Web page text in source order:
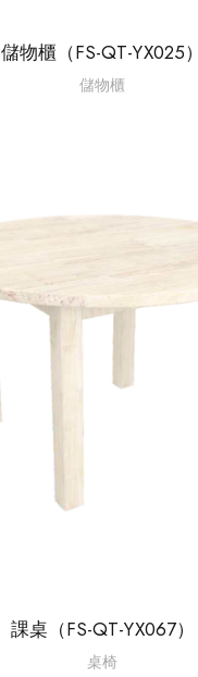
儲物櫃（FS-QT-YX025）
儲物櫃
課桌（FS-QT-YX067）
桌椅